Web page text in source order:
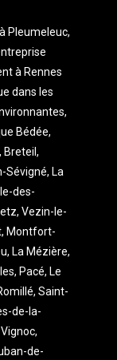
Pleumeleuc,
à Rennes
dans les
Bédée,
Breteil,
Sévigné, La
des-
Vezin-le-
Montfort-
La Mézière,
Pacé, Le
Saint-
de-la-
de-